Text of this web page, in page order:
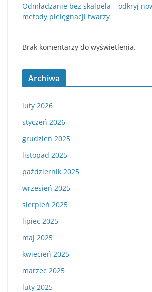
Odmładzanie bez skalpela – odkryj
metody pielęgnacji twarzy
Brak komentarzy do wyświetlenia.
Archiwa
luty 2026
styczeń 2026
grudzień 2025
listopad 2025
październik 2025
wrzesień 2025
sierpień 2025
lipiec 2025
maj 2025
kwiecień 2025
marzec 2025
luty 2025